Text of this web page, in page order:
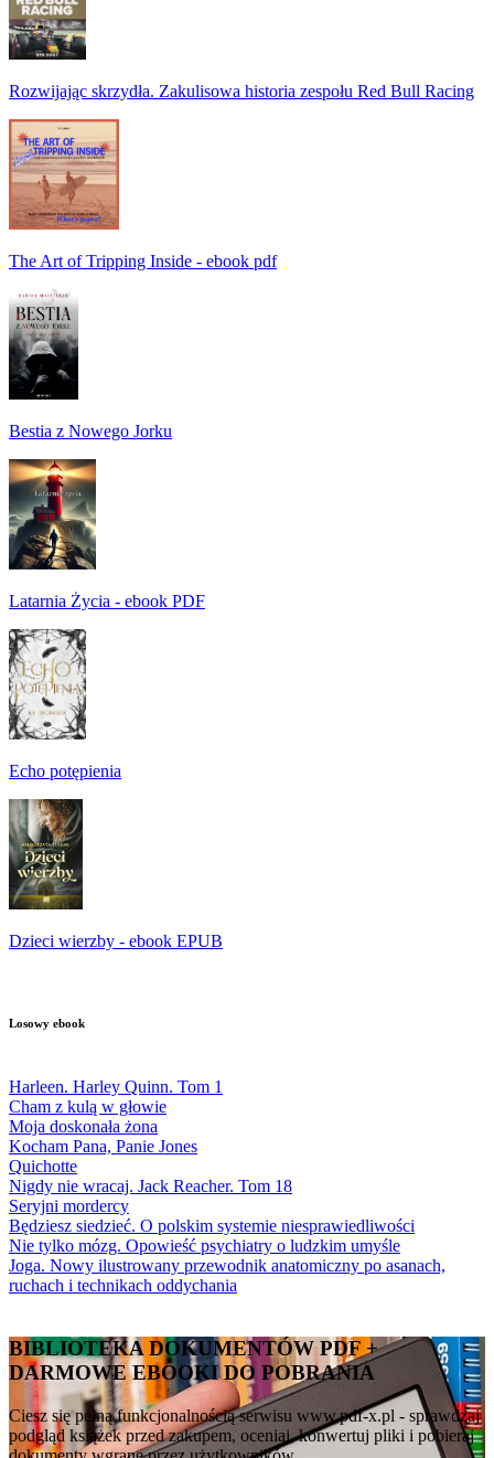
Rozwijając skrzydła. Zakulisowa historia zespołu Red Bull Racing
The Art of Tripping Inside - ebook pdf
Bestia z Nowego Jorku
Latarnia Życia - ebook PDF
Echo potępienia
Dzieci wierzby - ebook EPUB
Losowy ebook
Harleen. Harley Quinn. Tom 1
Cham z kulą w głowie
Moja doskonała żona
Kocham Pana, Panie Jones
Quichotte
Nigdy nie wracaj. Jack Reacher. Tom 18
Seryjni mordercy
Będziesz siedzieć. O polskim systemie niesprawiedliwości
Nie tylko mózg. Opowieść psychiatry o ludzkim umyśle
Joga. Nowy ilustrowany przewodnik anatomiczny po asanach,
ruchach i technikach oddychania
BIBLIOTEKA DOKUMENTÓW PDF +
DARMOWE EBOOKI DO POBRANIA
Ciesz się pełną funkcjonalnością serwisu www.pdf-x.pl - sprawdzaj
podgląd książek przed zakupem, oceniaj, konwertuj pliki i pobieraj